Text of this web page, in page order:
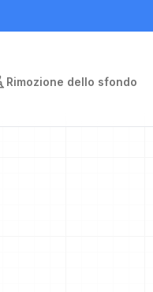
Rimozione dello sfondo